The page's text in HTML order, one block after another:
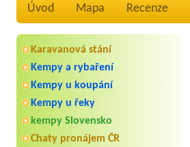
Úvod Mapa Recenze
Karavanová stání
Kempy a rybaření
Kempy u koupání
Kempy u řeky
kempy Slovensko
Chaty pronájem ČR